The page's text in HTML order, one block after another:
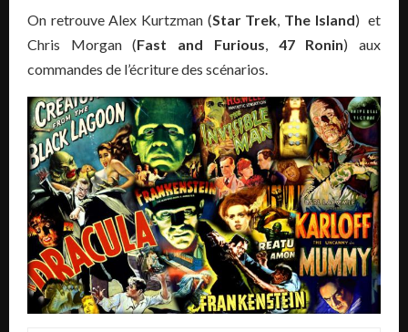
On retrouve Alex Kurtzman (Star Trek, The Island) et
Chris Morgan (Fast and Furious, 47 Ronin) aux
commandes de l’écriture des scénarios.